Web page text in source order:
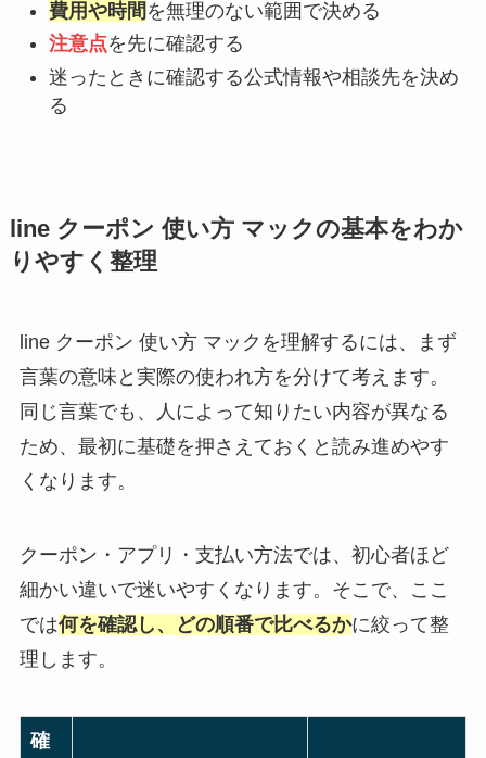
費用や時間 を無理のない範囲で決める
注意点を先に確認する
迷ったときに確認する公式情報や相談先を決め
る
line クーポン 使い方 マックの基本をわか
りやすく整理
line クーポン 使い方 マックを理解するには、まず
言葉の意味と実際の使われ方を分けて考えます。
同じ言葉でも、人によって知りたい内容が異なる
ため、最初に基礎を押さえておくと読み進めやす
くなります。
クーポン・アプリ・支払い方法では、初心者ほど
細かい違いで迷いやすくなります。そこで、ここ
では何を確認し、どの順番で比べるかに絞って整
理します。
確